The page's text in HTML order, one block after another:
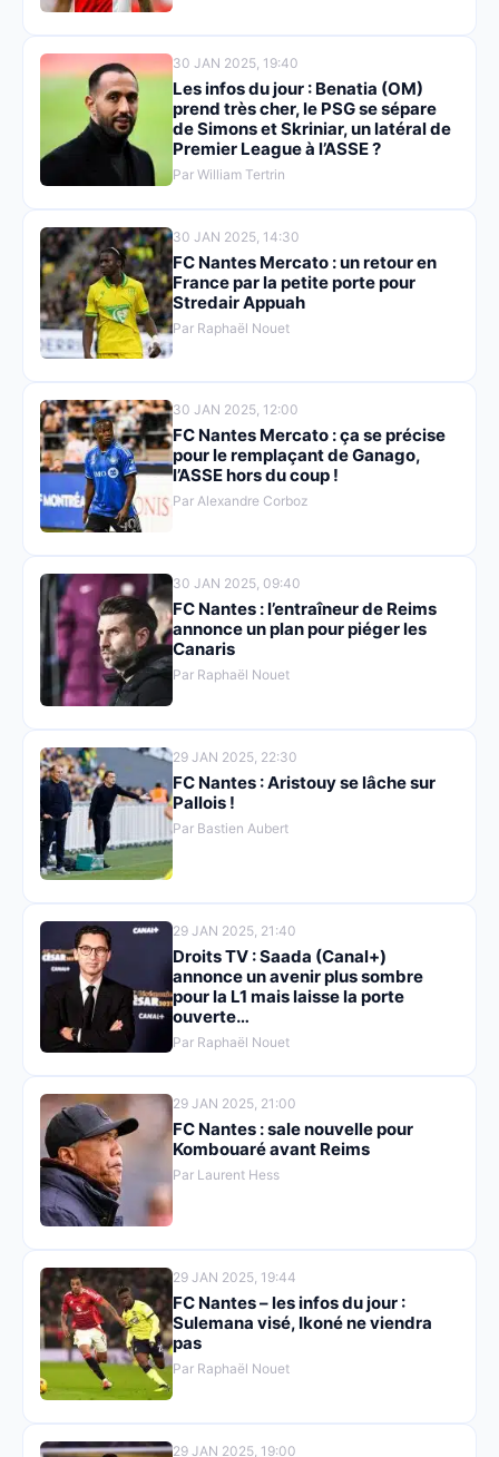
30 JAN 2025, 19:40
Les infos du jour : Benatia (OM)
prend très cher, le PSG se sépare
de Simons et Skriniar, un latéral de
Premier League à l’ASSE ?
Par William Tertrin
30 JAN 2025, 14:30
FC Nantes Mercato : un retour en
France par la petite porte pour
Stredair Appuah
Par Raphaël Nouet
30 JAN 2025, 12:00
FC Nantes Mercato : ça se précise
pour le remplaçant de Ganago,
l’ASSE hors du coup !
Par Alexandre Corboz
30 JAN 2025, 09:40
FC Nantes : l’entraîneur de Reims
annonce un plan pour piéger les
Canaris
Par Raphaël Nouet
29 JAN 2025, 22:30
FC Nantes : Aristouy se lâche sur
Pallois !
Par Bastien Aubert
29 JAN 2025, 21:40
Droits TV : Saada (Canal+)
annonce un avenir plus sombre
pour la L1 mais laisse la porte
ouverte…
Par Raphaël Nouet
29 JAN 2025, 21:00
FC Nantes : sale nouvelle pour
Kombouaré avant Reims
Par Laurent Hess
29 JAN 2025, 19:44
FC Nantes – les infos du jour :
Sulemana visé, Ikoné ne viendra
pas
Par Raphaël Nouet
29 JAN 2025, 19:00